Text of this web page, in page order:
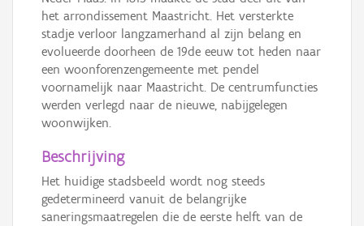
het arrondissement Maastricht. Het versterkte
stadje verloor langzamerhand al zijn belang en
evolueerde doorheen de 19de eeuw tot heden naar
een woonforenzengemeente met pendel
voornamelijk naar Maastricht. De centrumfuncties
werden verlegd naar de nieuwe, nabijgelegen
woonwijken.
Beschrijving
Het huidige stadsbeeld wordt nog steeds
gedetermineerd vanuit de belangrijke
saneringsmaatregelen die de eerste helft van de